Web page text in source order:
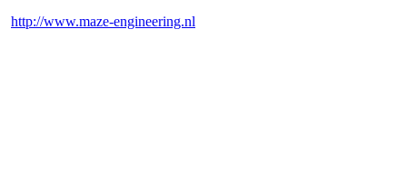
http://www.maze-engineering.nl